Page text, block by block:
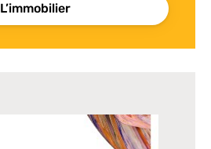
L’immobilier